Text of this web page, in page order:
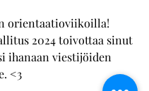
orientaatioviikoilla!
2024 toivottaa sinut
ihanaan viestijöiden
<3